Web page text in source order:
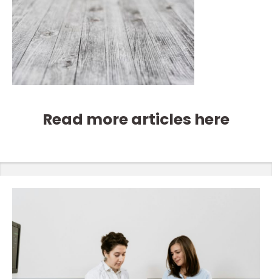
Read more articles here